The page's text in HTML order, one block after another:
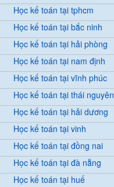
Học kế toán tại tphcm
Học kế toán tại bắc ninh
Học kế toán tại hải phòng
Học kế toán tại nam định
Học kế toán tại vĩnh phúc
Học kế toán tại thái nguyên
Học kế toán tại hải dương
Học kế toán tại vinh
Học kế toán tại đồng nai
Học kế toán tại đà nẵng
Học kế toán tại huế